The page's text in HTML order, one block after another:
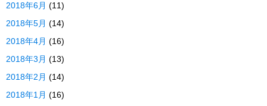
2018年6月 (11)
2018年5月 (14)
2018年4月 (16)
2018年3月 (13)
2018年2月 (14)
2018年1月 (16)